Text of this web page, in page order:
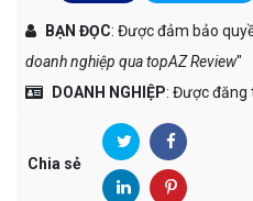
BẠN ĐỌC: Được đảm bảo
doanh nghiệp qua topAZ Review"
DOANH NGHIỆP: Được đăng
Chia sẻ